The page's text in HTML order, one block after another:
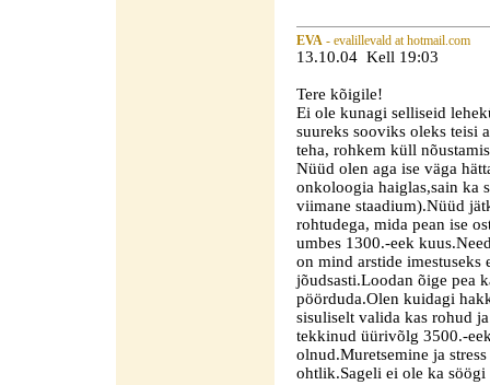
EVA - evalillevald at hotmail.com
13.10.04 Kell 19:03
Tere kõigile!
Ei ole kunagi selliseid
suureks sooviks oleks teisi
teha, rohkem küll
Nüüd olen aga ise väga
onkoloogia haiglas,sain ka
viimane staadium).Nüüd
rohtudega, mida pean ise
umbes 1300.-eek
on mind arstide
jõudsasti.Loodan õige pea
pöörduda.Olen kuidagi
sisuliselt valida kas rohud
tekkinud üürivõlg 3500.-
olnud.Muretsemine ja
ohtlik.Sageli ei ole ka